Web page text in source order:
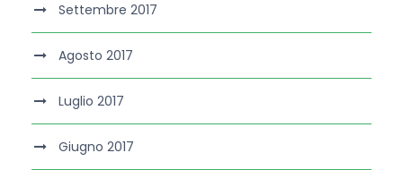
Settembre 2017
Agosto 2017
Luglio 2017
Giugno 2017